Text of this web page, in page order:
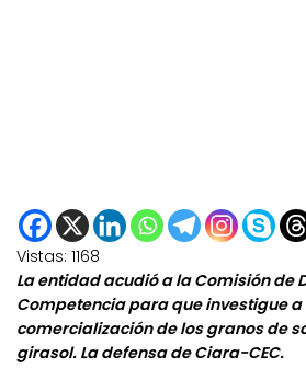
Vistas: 1168
La entidad acudió a la Comisión de
Competencia para que investigue
comercialización de los granos de
girasol. La defensa de Ciara-CEC.